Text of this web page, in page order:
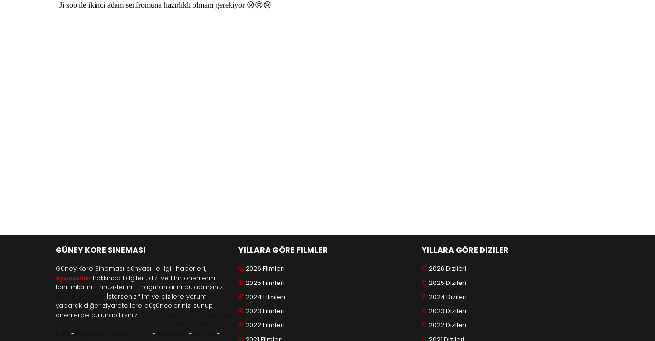
GÜNEY KORE SINEMASI
Güney Kore Sineması dünyası ile ilgili haberleri,
oyuncular hakkında bilgileri, dizi ve film önerilerini -
tanıtımlarını - müziklerini - fragmanlarını bulabilirsiniz.
İsterseniz film ve dizilere yorum
yaparak diğer ziyaretçilere düşüncelerinizi sunup
önerilerde bulunabilirsiniz…
-
- -
- - -
-
YILLARA GÖRE FILMLER
2026 Filmleri
2025 Filmleri
2024 Filmleri
2023 Filmleri
2022 Filmleri
YILLARA GÖRE DIZILER
2026 Dizileri
2025 Dizileri
2024 Dizileri
2023 Dizileri
2022 Dizileri